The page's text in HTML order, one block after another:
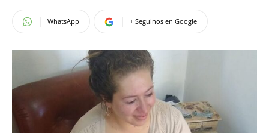
WhatsApp + Seguinos en Google